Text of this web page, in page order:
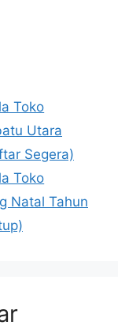
Toko
Utara
Segera)
Toko
Natal Tahun